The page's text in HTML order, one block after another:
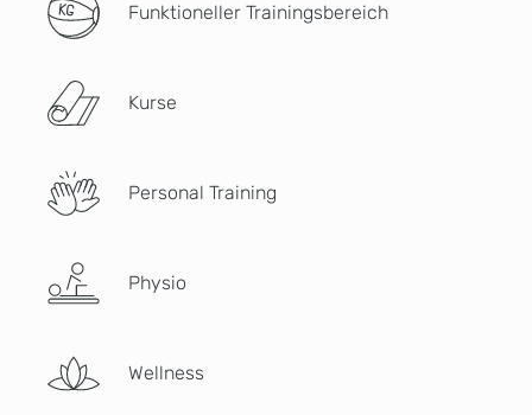
Funktioneller Trainingsbereich
Kurse
Personal Training
Physio
Wellness